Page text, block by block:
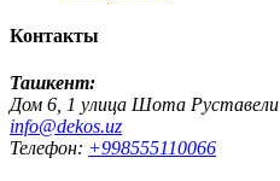
Контакты
Ташкент:
Дом 6, 1 улица Шота Руставели
info@dekos.uz
Телефон: +998555110066